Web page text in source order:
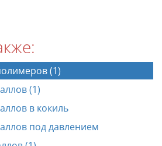
(1)
(1)
в кокиль
под давлением